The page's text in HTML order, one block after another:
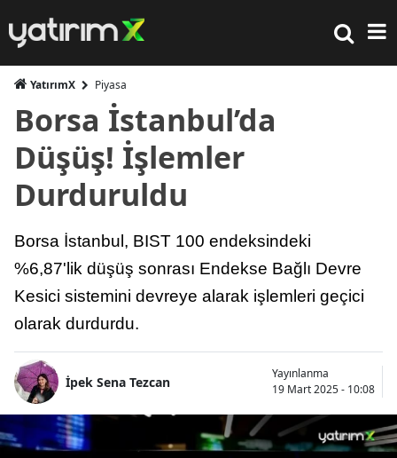
YatırımX Piyasa
Borsa İstanbul’da
Düşüş! İşlemler
Durduruldu
Borsa İstanbul, BIST 100 endeksindeki
%6,87'lik düşüş sonrası Endekse Bağlı Devre
Kesici sistemini devreye alarak işlemleri geçici
olarak durdurdu.
İpek Sena Tezcan
Yayınlanma
19 Mart 2025 - 10:08